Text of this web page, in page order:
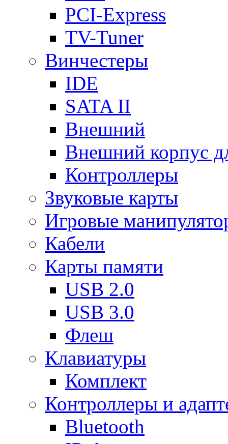
PCI-Express
TV-Tuner
Винчестеры
IDE
SATA II
Внешний
Внешний корпус
Контроллеры
Звуковые карты
Игровые
Кабели
Карты памяти
USB 2.0
USB 3.0
Флеш
Клавиатуры
Комплект
Контроллеры и
Bluetooth